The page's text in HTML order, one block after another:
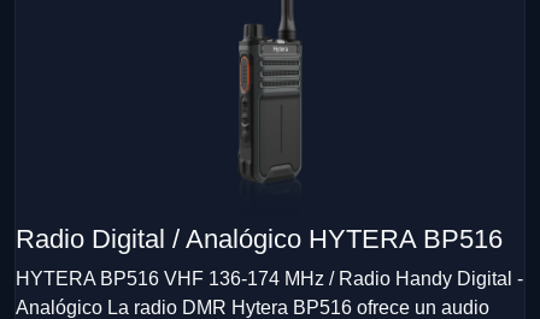
Radio Digital / Analógico HYTERA BP516
HYTERA BP516 VHF 136-174 MHz / Radio Handy Digital -
Analógico La radio DMR Hytera BP516 ofrece un audio